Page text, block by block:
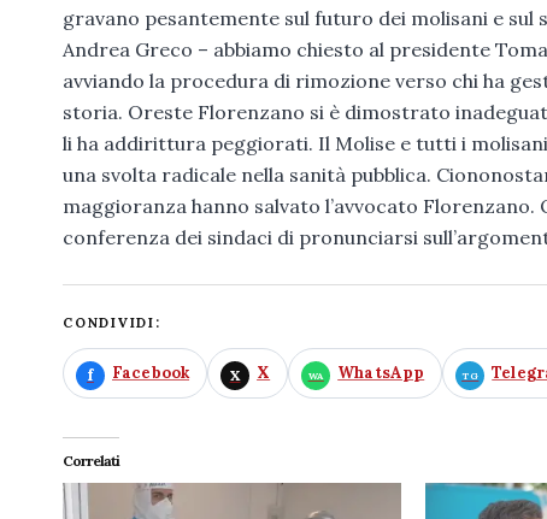
gravano pesantemente sul futuro dei molisani e
Andrea Greco – abbiamo chiesto al presidente
avviando la procedura di rimozione verso chi ha
storia. Oreste Florenzano si è dimostrato
li ha addirittura peggiorati. Il Molise e tutti i
una svolta radicale nella sanità pubblica.
maggioranza hanno salvato l’avvocato
conferenza dei sindaci di pronunciarsi
CONDIVIDI:
Facebook X WhatsApp
Correlati